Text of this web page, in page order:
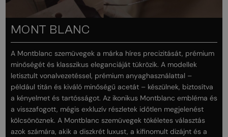
MONT BLANC
A Montblanc szemüvegek a márka híres precizitását, prémium
minőségét és klasszikus eleganciáját tükrözik. A modellek
letisztult vonalvezetéssel, prémium anyaghasználattal –
például titán és kiváló minőségű acetát – készülnek, biztosítva
a kényelmet és tartósságot. Az ikonikus Montblanc embléma és
a visszafogott, mégis exkluzív részletek időtlen megjelenést
kölcsönöznek. A Montblanc szemüvegek tökéletes választás
azok számára, akik a diszkrét luxust, a kifinomult dizájnt és a